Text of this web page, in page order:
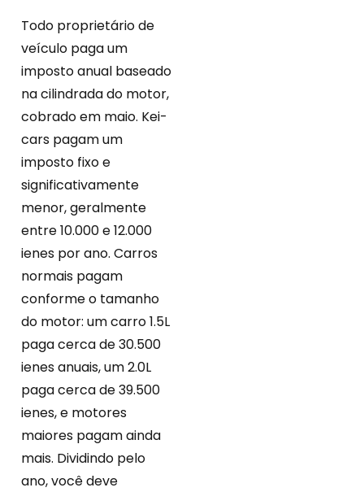
Todo proprietário de
veículo paga um
imposto anual baseado
na cilindrada do motor,
cobrado em maio. Kei-
cars pagam um
imposto fixo e
significativamente
menor, geralmente
entre 10.000 e 12.000
ienes por ano. Carros
normais pagam
conforme o tamanho
do motor: um carro 1.5L
paga cerca de 30.500
ienes anuais, um 2.0L
paga cerca de 39.500
ienes, e motores
maiores pagam ainda
mais. Dividindo pelo
ano, você deve